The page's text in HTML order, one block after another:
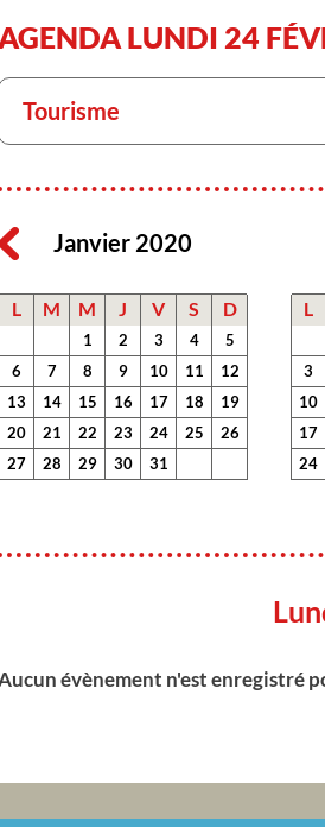
LUNDI 24
Tourisme
Janvier 2020
L M M J V S D
1 2 3 4
5
6
7 8 9 10 11
12
13
14 15 16 17 18
19
20
21 22 23 24 25
26
27
28 29 30 31
L
3
10
17
24
évènement n'est enregistré